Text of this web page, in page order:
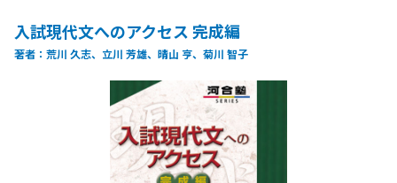
入試現代文へのアクセス 完成編
著者：荒川 久志、立川 芳雄、晴山 亨、菊川 智子